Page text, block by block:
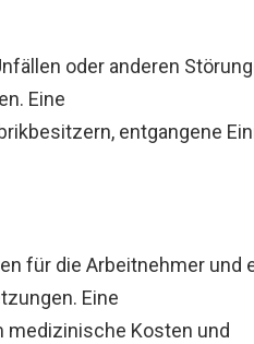
oder anderen
Eine
entgangene
für die Arbeitnehmer und
Eine
Kosten und